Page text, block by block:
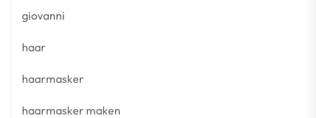
giovanni
haar
haarmasker
haarmasker maken